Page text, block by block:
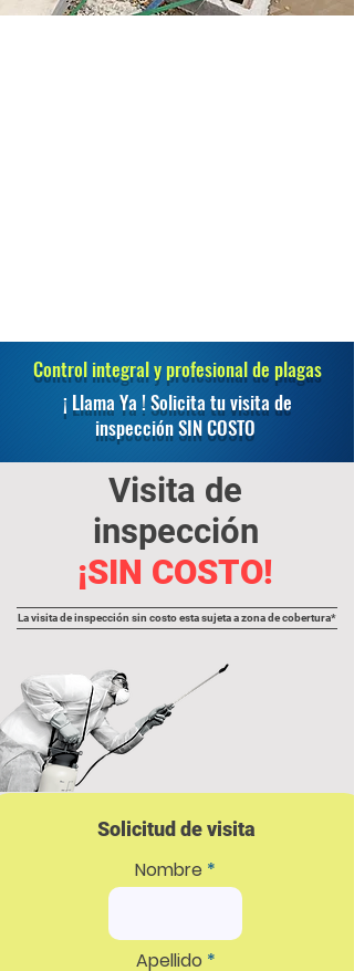
Control integral y profesional de plagas
¡ Llama Ya ! Solicita tu visita de
inspección SIN COSTO
Visita de
inspección
¡SIN COSTO!
La visita de inspección sin costo esta sujeta a zona de cobertura*
Solicitud de visita
Nombre
Apellido